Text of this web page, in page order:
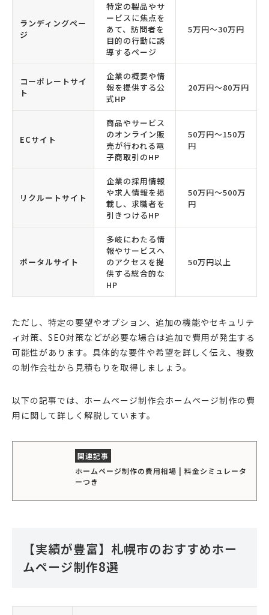
ランディングペー
ジ
特定の製品やサ
ービスに焦点を
あて、訪問者を
目的の行動に誘
導するページ
5万円〜30万円
コーポレートサイ
ト
企業の概要や情
報を提供する公
式HP
20万円〜80万円
ECサイト
商品やサービス
のオンライン販
売が行われる電
子商取引のHP
50万円〜150万
円
リクルートサイト
企業の採用情報
や求人情報を掲
載し、求職者を
引きつけるHP
50万円〜500万
円
ポータルサイト
多岐にわたる情
報やサービスへ
のアクセスを提
供する総合的な
HP
50万円以上
ただし、特定の要望やオプション、追加の機能やセキュリテ
ィ対策、SEO対策などが必要な場合は追加で費用が発生する
可能性があります。具体的な要件や希望を詳しく伝え、複数
の制作会社から見積もりを取得しましょう。
以下の記事では、ホームページ制作会ホームページ制作の費
用に関して詳しく解説しています。
ホームページ制作の費用相場 | 料金シミュレータ
ーつき
【実績が豊富】札幌市のおすすめホー
ムページ制作8選